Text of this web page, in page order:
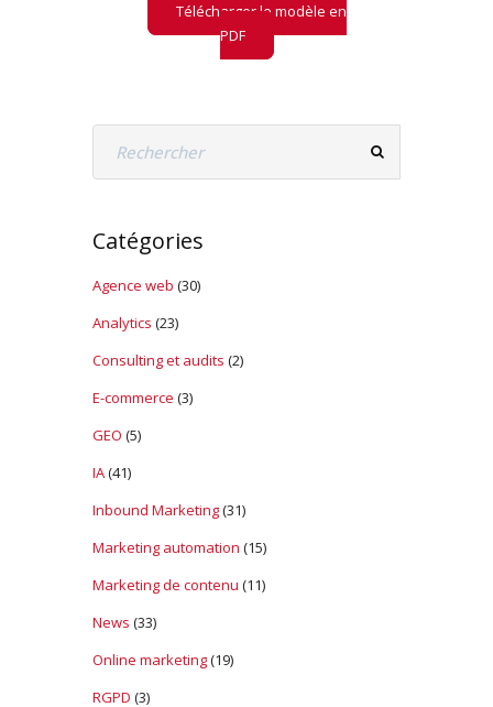
Télécharger le modèle en
PDF
Catégories
Agence web (30)
Analytics (23)
Consulting et audits (2)
E-commerce (3)
GEO (5)
IA(41)
Inbound Marketing(31)
Marketing automation (15)
Marketing de contenu (11)
News (33)
Online marketing(19)
RGPD (3)